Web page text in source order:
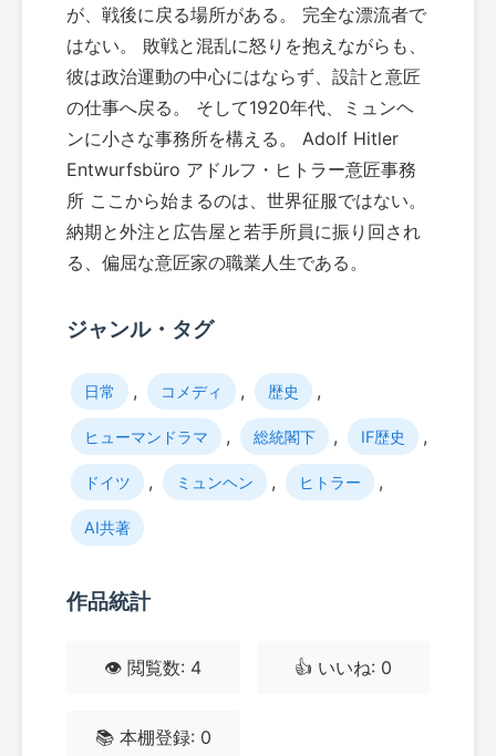
が、戦後に戻る場所がある。 完全な漂流者で
はない。 敗戦と混乱に怒りを抱えながらも、
彼は政治運動の中心にはならず、設計と意匠
の仕事へ戻る。 そして1920年代、ミュンヘ
ンに小さな事務所を構える。 Adolf Hitler
Entwurfsbüro アドルフ・ヒトラー意匠事務
所 ここから始まるのは、世界征服ではない。
納期と外注と広告屋と若手所員に振り回され
る、偏屈な意匠家の職業人生である。
ジャンル・タグ
日常 , コメディ , 歴史 ,
ヒューマンドラマ , 総統閣下 , IF歴史 ,
ドイツ , ミュンヘン , ヒトラー ,
AI共著
作品統計
👁️ 閲覧数: 4 👍 いいね: 0
📚 本棚登録: 0